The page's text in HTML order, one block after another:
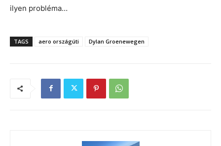
ilyen probléma…
TAGS aero országúti Dylan Groenewegen